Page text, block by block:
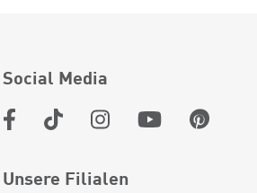
Social Media
Unsere Filialen